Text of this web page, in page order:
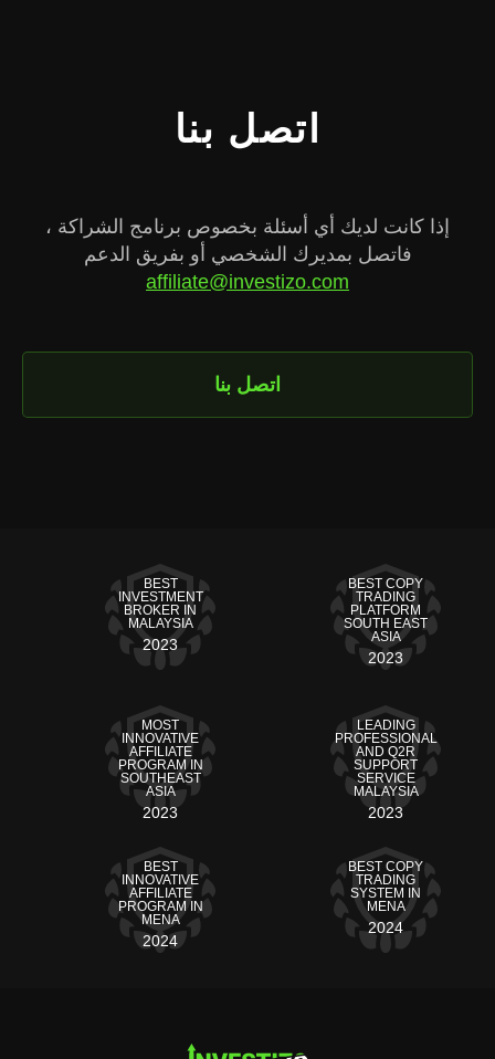
اتصل بنا
إذا كانت لديك أي أسئلة بخصوص برنامج الشراكة ،
فاتصل بمديرك الشخصي أو بفريق الدعم
affiliate@investizo.com
اتصل بنا
BEST COPY
TRADING
PLATFORM
SOUTH EAST
ASIA
2023
BEST
INVESTMENT
BROKER IN
MALAYSIA
2023
LEADING
PROFESSIONAL
AND Q2R
SUPPORT
SERVICE
MALAYSIA
2023
MOST
INNOVATIVE
AFFILIATE
PROGRAM IN
SOUTHEAST
ASIA
2023
BEST COPY
TRADING
SYSTEM IN
MENA
2024
BEST
INNOVATIVE
AFFILIATE
PROGRAM IN
MENA
2024